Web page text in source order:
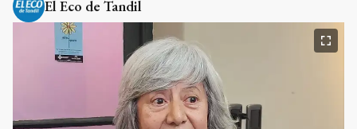
El Eco de Tandil